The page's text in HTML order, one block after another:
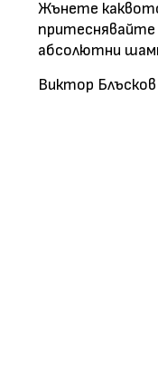
Жънете
абсолютни
Виктор Блъсков